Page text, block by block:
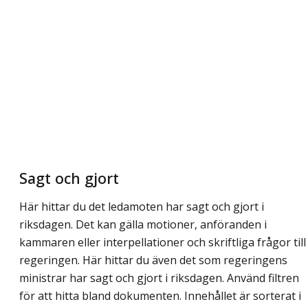
Sagt och gjort
Här hittar du det ledamoten har sagt och gjort i
riksdagen. Det kan gälla motioner, anföranden i
kammaren eller interpellationer och skriftliga frågor till
regeringen. Här hittar du även det som regeringens
ministrar har sagt och gjort i riksdagen. Använd filtren
för att hitta bland dokumenten. Innehållet är sorterat i